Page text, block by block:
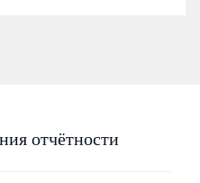
отчётности